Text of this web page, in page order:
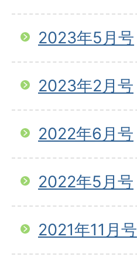
2023年5月号
2023年2月号
2022年6月号
2022年5月号
2021年11月号